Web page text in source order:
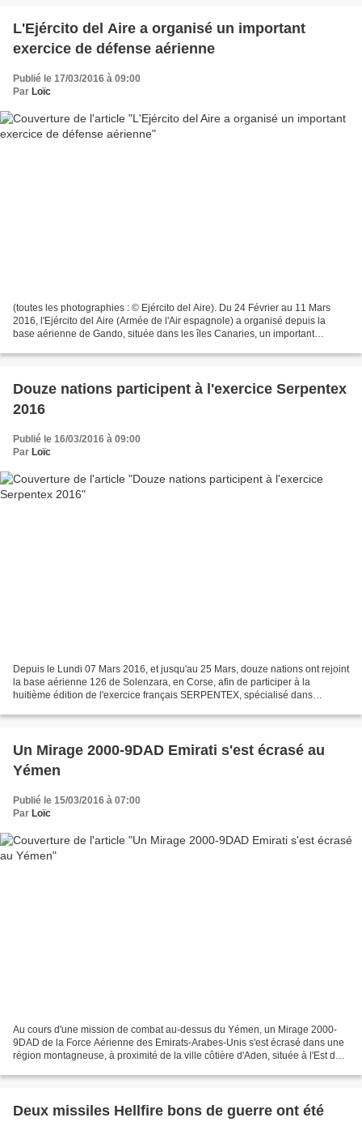
L'Ejército del Aire a organisé un important
exercice de défense aérienne
Publié le 17/03/2016 à 09:00
Par Loïc
(toutes les photographies : © Ejército del Aire). Du 24 Février au 11 Mars
2016, l'Ejército del Aire (Armée de l'Air espagnole) a organisé depuis la
base aérienne de Gando, située dans les îles Canaries, un important
Douze nations participent à l'exercice Serpentex
2016
Publié le 16/03/2016 à 09:00
Par Loïc
Depuis le Lundi 07 Mars 2016, et jusqu'au 25 Mars, douze nations ont rejoint
la base aérienne 126 de Solenzara, en Corse, afin de participer à la
huitième édition de l'exercice français SERPENTEX, spécialisé dans
Un Mirage 2000-9DAD Emirati s'est écrasé au
Yémen
Publié le 15/03/2016 à 07:00
Par Loïc
Au cours d'une mission de combat au-dessus du Yémen, un Mirage 2000-
9DAD de la Force Aérienne des Emirats-Arabes-Unis s'est écrasé dans une
région montagneuse, à proximité de la ville côtière d'Aden, située à l'Est du
Deux missiles Hellfire bons de guerre ont été